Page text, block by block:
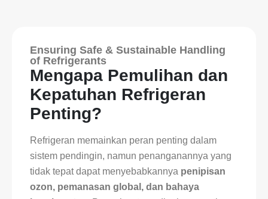
Ensuring Safe & Sustainable Handling
of Refrigerants
Mengapa Pemulihan dan
Kepatuhan Refrigeran
Penting?
Refrigeran memainkan peran penting dalam
sistem pendingin, namun penanganannya yang
tidak tepat dapat menyebabkannya penipisan
ozon, pemanasan global, dan bahaya